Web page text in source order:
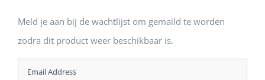
Meld je aan bij de wachtlijst om gemaild te worden
zodra dit product weer beschikbaar is.
Enter